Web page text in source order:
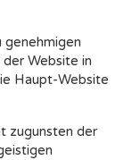
genehmigen
Website in
Haupt-Website
zugunsten der